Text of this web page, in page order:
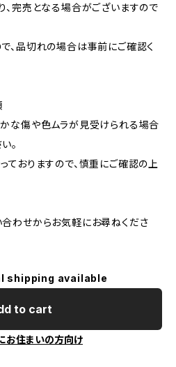
、完売となる場合がございますので
、品切れの場合は事前にご確認く
な傷や色ムラが見受けられる場合
。
ておりますので、慎重にご確認の上
わせからお気軽にお尋ねくださ
shipping available
to cart
お住まいの方向け